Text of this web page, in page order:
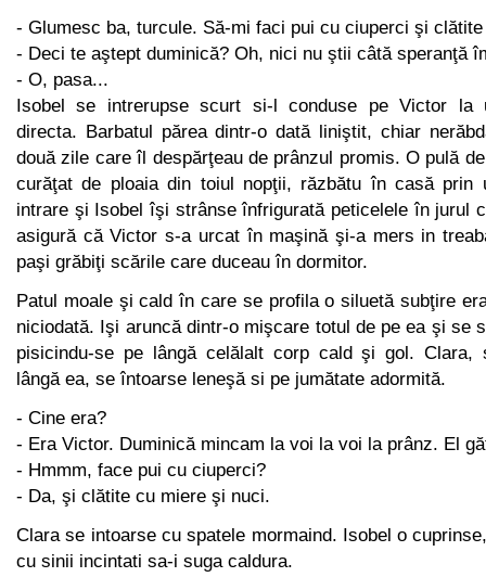
- Glumesc ba, turcule. Să-mi faci pui cu ciuperci şi
- Deci te aştept duminică? Oh, nici nu ştii câtă speranţă
- O, pasa...
Isobel se intrerupse scurt si-l conduse pe Victor la
directa. Barbatul părea dintr-o dată liniştit, chiar
două zile care îl despărţeau de prânzul promis. O pulă
curăţat de ploaia din toiul nopţii, răzbătu în casă prin
intrare şi Isobel îşi strânse înfrigurată peticelele în jurul
asigură că Victor s-a urcat în maşină şi-a mers in
paşi grăbiţi scările care duceau în dormitor.
Patul moale şi cald în care se profila o siluetă subţire
niciodată. Işi aruncă dintr-o mişcare totul de pe ea şi se
pisicindu-se pe lângă celălalt corp cald şi gol. Clara,
lângă ea, se întoarse leneşă si pe jumătate adormită.
- Cine era?
- Era Victor. Duminică mincam la voi la voi la prânz. El
- Hmmm, face pui cu ciuperci?
- Da, şi clătite cu miere şi nuci.
Clara se intoarse cu spatele mormaind. Isobel o
cu sinii incintati sa-i suga caldura.